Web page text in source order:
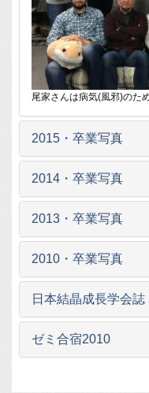
尾家さんは病気(風邪)のた
2015・卒業写真
2014・卒業写真
2013・卒業写真
2010・卒業写真
日本結晶成長学会誌
ゼミ合宿2010